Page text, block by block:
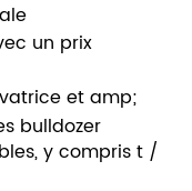
un prix
et amp;
bulldozer
y compris t /